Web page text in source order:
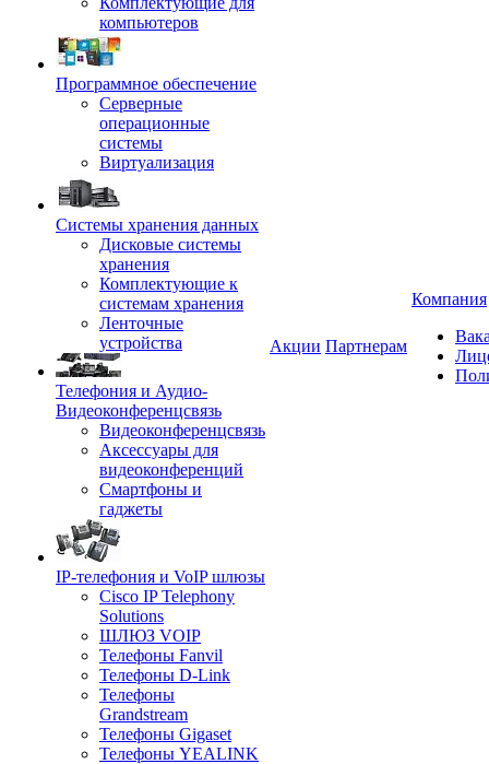
компьютеров
Программное обеспечение
Серверные
операционные
системы
Виртуализация
Системы хранения данных
Дисковые системы
хранения
Комплектующие к
системам хранения
Ленточные
устройства
Телефония и Аудио-
Видеоконференцсвязь
Видеоконференцсвязь
Аксессуары для
видеоконференций
Смартфоны и
гаджеты
IP-телефония и VoIP шлюзы
Cisco IP Telephony
Solutions
ШЛЮЗ VOIP
Телефоны Fanvil
Телефоны D-Link
Телефоны
Grandstream
Телефоны Gigaset
Телефоны YEALINK
Акции Партнерам
Компания